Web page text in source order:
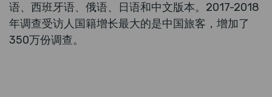
语、西班牙语、俄语、日语和中文版本。2017-2018
年调查受访人国籍增长最大的是中国旅客，增加了
350万份调查。